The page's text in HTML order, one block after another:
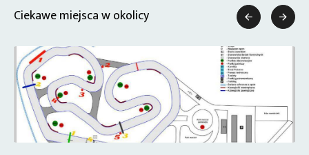
Ciekawe miejsca w okolicy  